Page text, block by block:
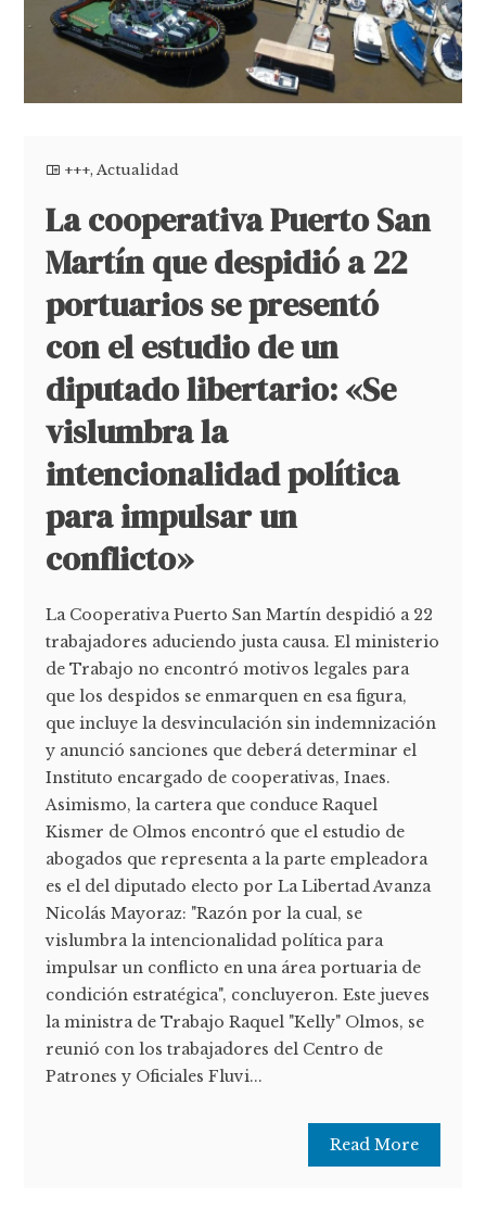
+++,Actualidad
La cooperativa Puerto San
Martín que despidió a 22
portuarios se presentó
con el estudio de un
diputado libertario: «Se
vislumbra la
intencionalidad política
para impulsar un
conflicto»
La Cooperativa Puerto San Martín despidió a 22
trabajadores aduciendo justa causa. El ministerio
de Trabajo no encontró motivos legales para
que los despidos se enmarquen en esa figura,
que incluye la desvinculación sin indemnización
y anunció sanciones que deberá determinar el
Instituto encargado de cooperativas, Inaes.
Asimismo, la cartera que conduce Raquel
Kismer de Olmos encontró que el estudio de
abogados que representa a la parte empleadora
es el del diputado electo por La Libertad Avanza
Nicolás Mayoraz: "Razón por la cual, se
vislumbra la intencionalidad política para
impulsar un conflicto en una área portuaria de
condición estratégica", concluyeron. Este jueves
la ministra de Trabajo Raquel "Kelly" Olmos, se
reunió con los trabajadores del Centro de
Patrones y Oficiales Fluvi...
Read More